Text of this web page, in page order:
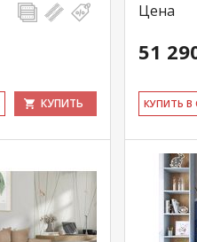
КУПИТЬ
Цена
51
КУ­ПИТЬ